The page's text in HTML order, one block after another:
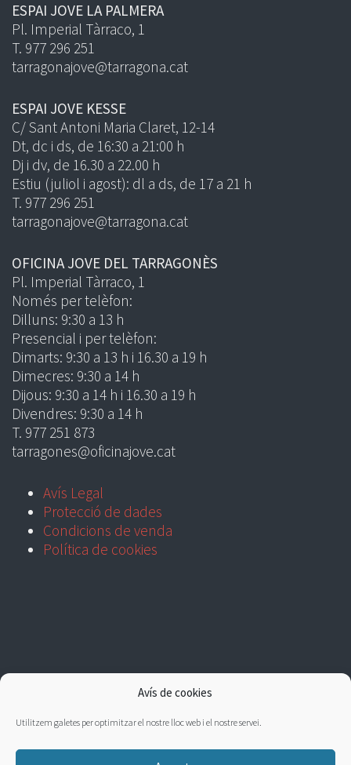
Avís de cookies
Utilitzem galetes per optimitzar el nostre lloc web i el nostre servei.
ESPAI JOVE LA PALMERA
Pl. Imperial Tàrraco, 1
T. 977 296 251
tarragonajove@tarragona.cat
ESPAI JOVE KESSE
C/ Sant Antoni Maria Claret, 12-14
Dt, dc i ds, de 16:30 a 21:00 h
Dj i dv, de 16.30 a 22.00 h
Estiu (juliol i agost): dl a ds, de 17 a 21 h
T. 977 296 251
tarragonajove@tarragona.cat
OFICINA JOVE DEL TARRAGONÈS
Pl. Imperial Tàrraco, 1
Només per telèfon:
Dilluns: 9:30 a 13 h
Presencial i per telèfon:
Dimarts: 9:30 a 13 h i 16.30 a 19 h
Dimecres: 9:30 a 14 h
Dijous: 9:30 a 14 h i 16.30 a 19 h
Divendres: 9:30 a 14 h
T. 977 251 873
tarragones@oficinajove.cat
Avís Legal
Protecció de dades
Condicions de venda
Política de cookies